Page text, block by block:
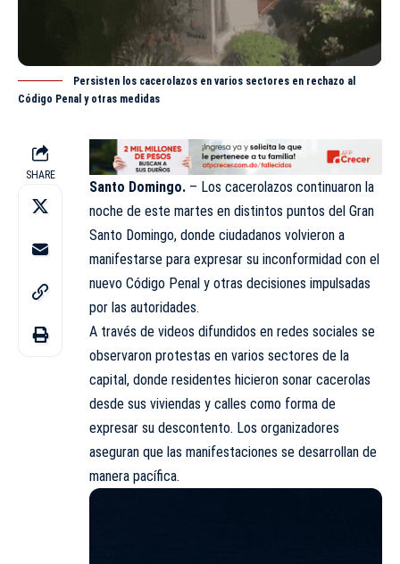
Persisten los cacerolazos en varios sectores en rechazo al
Código Penal y otras medidas
SHARE
Santo Domingo. – Los cacerolazos continuaron la
noche de este martes en distintos puntos del Gran
Santo Domingo, donde ciudadanos volvieron a
manifestarse para expresar su inconformidad con el
nuevo Código Penal y otras decisiones impulsadas
por las autoridades.
A través de videos difundidos en redes sociales se
observaron protestas en varios sectores de la
capital, donde residentes hicieron sonar cacerolas
desde sus viviendas y calles como forma de
expresar su descontento. Los organizadores
aseguran que las manifestaciones se desarrollan de
manera pacífica.